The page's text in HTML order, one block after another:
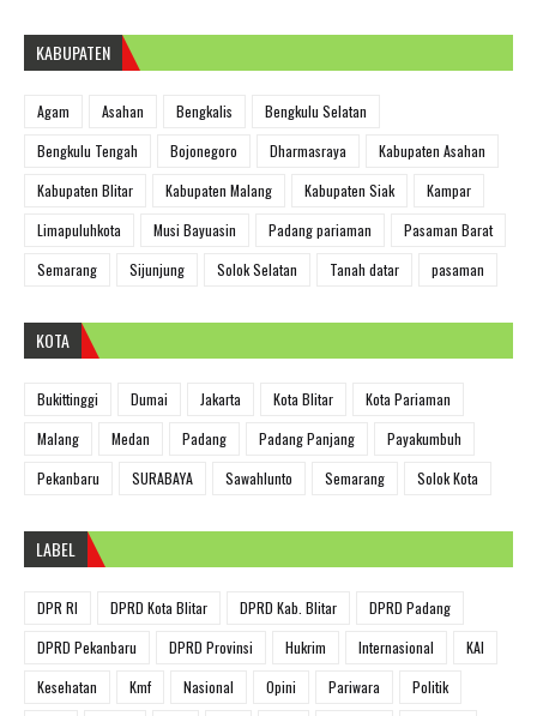
KABUPATEN
Agam Asahan Bengkalis
Bengkulu Selatan
Bengkulu Tengah
Bojonegoro Dharmasraya
Kabupaten Asahan
Kabupaten Blitar
Kabupaten Malang Kabupaten Siak
Kampar
Limapuluhkota
Musi Bayuasin Padang pariaman
Pasaman Barat
Semarang
Sijunjung Solok Selatan Tanah datar pasaman
KOTA
Bukittinggi Dumai Jakarta Kota Blitar
Kota Pariaman
Malang
Medan Padang Padang Panjang
Payakumbuh
Pekanbaru
SURABAYA Sawahlunto Semarang Solok Kota
LABEL
DPR RI DPRD Kota Blitar DPRD Kab. Blitar
DPRD Padang
DPRD Pekanbaru
DPRD Provinsi Hukrim Internasional
KAI
Kesehatan
Kmf Nasional Opini Pariwara Politik